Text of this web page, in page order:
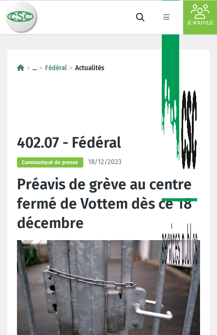
JE M'AFFILIE
... Fédéral Actualités
402.07 - Fédéral
Communiqué de presse 18/12/2023
Préavis de grève au centre
fermé de Vottem dès ce 18
décembre